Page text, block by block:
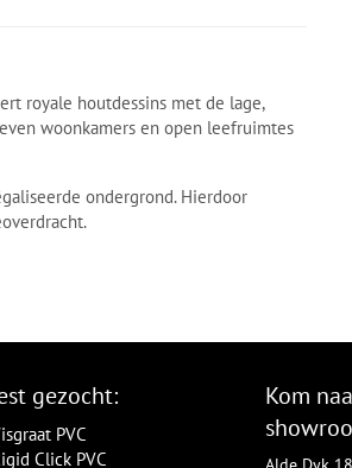
royale houtdessins met de lage,
woonkamers en open leefruimtes
ondergrond. Hierdoor
gezocht:
PVC
Click PVC
Kom